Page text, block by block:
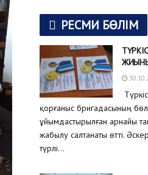
РЕСМИ БӨЛІМ
қорғаныс бригадасының
ұйымдастырылған арнайы
жабылу салтанаты өтті.
түрлі...